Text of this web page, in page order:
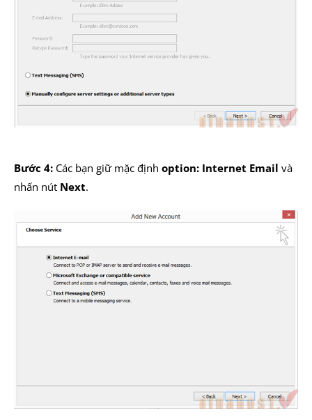
Bước 4: Các bạn giữ mặc định option: Internet Email và
nhấn nút Next.